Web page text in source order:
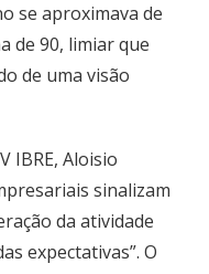
se aproximava de
de 90, limiar que
de uma visão
IBRE, Aloisio
sinalizam
da atividade
expectativas”. O